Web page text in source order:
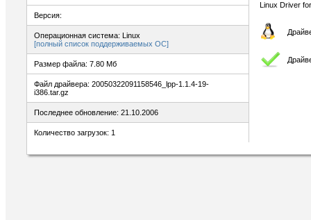
Версия:
Операционная система: Linux
[полный список поддерживаемых ОС]
Размер файла: 7.80 Мб
Файл драйвера: 20050322091158546_lpp-1.1.4-19-
i386.tar.gz
Последнее обновление: 21.10.2006
Количество загрузок: 1
Linux Driver